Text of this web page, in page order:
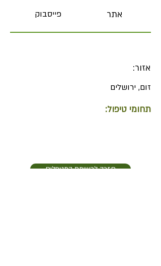
פייסבוק אתר
אזור:
זום, ירושלים
תחומי טיפול:
חזרה לרשימת המטפלים